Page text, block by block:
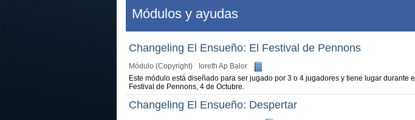
Módulos y ayudas
Changeling El Ensueño: El Festival de Pennons
Módulo (Copyright)
Ioreth Ap Balor
Este módulo está diseñado para ser jugado por 3 o 4 jugadores y tiene lugar durante el
Festival de Pennons, 4 de Octubre.
Changeling El Ensueño: Despertar